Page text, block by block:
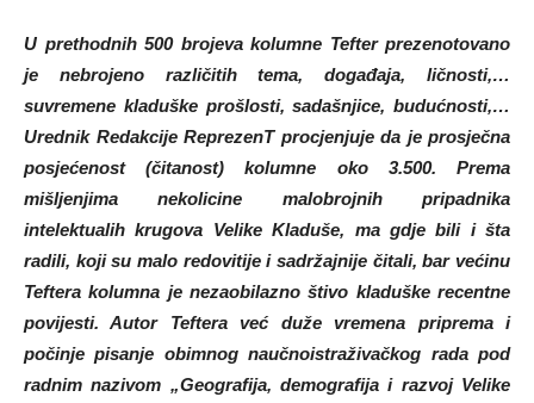
U prethodnih 500 brojeva kolumne Tefter prezenotovano
je nebrojeno različitih tema, događaja, ličnosti,…
suvremene kladuške prošlosti, sadašnjice, budućnosti,…
Urednik Redakcije ReprezenT procjenjuje da je prosječna
posjećenost (čitanost) kolumne oko 3.500. Prema
mišljenjima nekolicine malobrojnih pripadnika
intelektualih krugova Velike Kladuše, ma gdje bili i šta
radili, koji su malo redovitije i sadržajnije čitali, bar većinu
Teftera kolumna je nezaobilazno štivo kladuške recentne
povijesti. Autor Teftera već duže vremena priprema i
počinje pisanje obimnog naučnoistraživačkog rada pod
radnim nazivom „Geografija, demografija i razvoj Velike